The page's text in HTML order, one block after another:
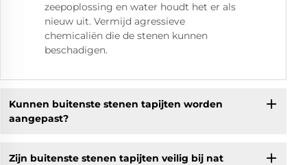
zeepoplossing en water houdt het er als
nieuw uit. Vermijd agressieve
chemicaliën die de stenen kunnen
beschadigen.
Kunnen buitenste stenen tapijten worden
aangepast?
Zijn buitenste stenen tapijten veilig bij nat